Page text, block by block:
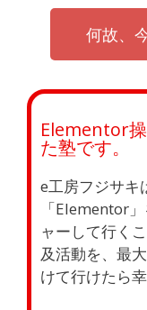
何故、
Elementor
た塾です。
e工房フジサキ
「Elementor
ャーして行く
及活動を、最
けて行けたら